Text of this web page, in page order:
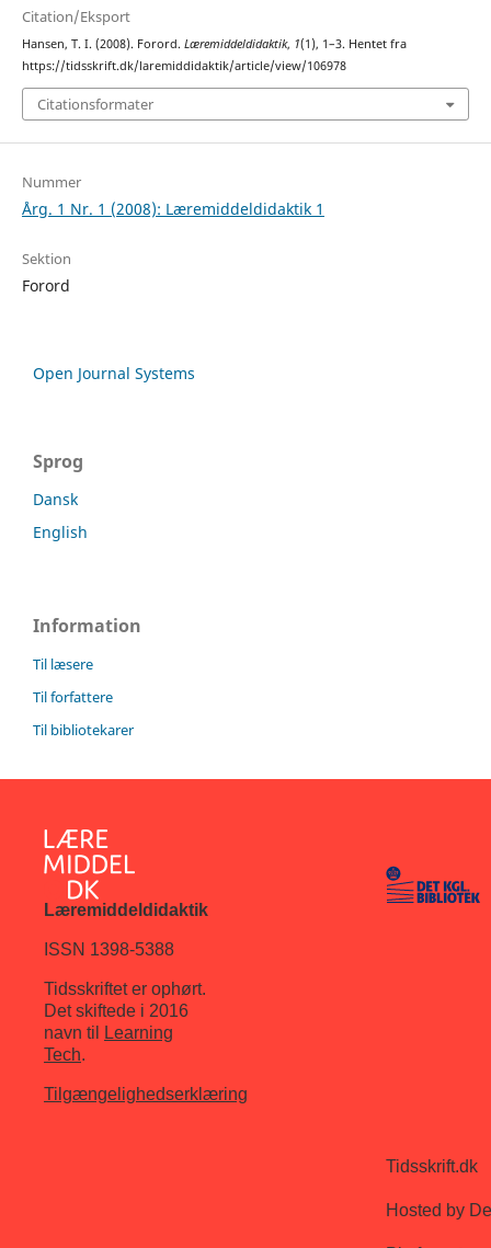
Citation/Eksport
Hansen, T. I. (2008). Forord. Læremiddeldidaktik, 1(1), 1–3. Hentet fra
https://tidsskrift.dk/laremiddidaktik/article/view/106978
Citationsformater
Nummer
Årg. 1 Nr. 1 (2008): Læremiddeldidaktik 1
Sektion
Forord
Open Journal Systems
Sprog
Dansk
English
Information
Til læsere
Til forfattere
Til bibliotekarer
Læremiddeldidaktik
ISSN 1398-5388
Tidsskriftet er ophørt.
Det skiftede i 2016
navn til
Learning
Tech.
Tilgængelighedserklæring